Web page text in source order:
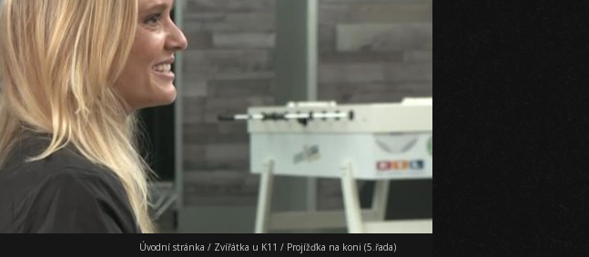
Úvodní stránka / Zvířátka u K11 / Projížďka na koni (5.řada)